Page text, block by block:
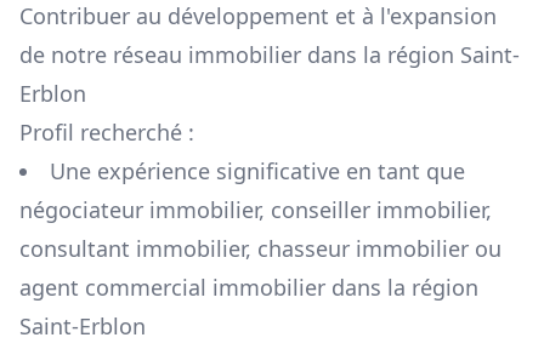
Contribuer au développement et à l'expansion
de notre réseau immobilier dans la région Saint-
Erblon
Profil recherché :
Une expérience significative en tant que
négociateur immobilier, conseiller immobilier,
consultant immobilier, chasseur immobilier ou
agent commercial immobilier dans la région
Saint-Erblon